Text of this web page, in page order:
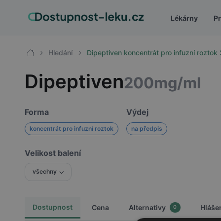
Lékárny
Hledání Dipeptiven koncentrát pro infuzní roztok
Dipeptiven200mg/ml
Forma
koncentrát pro infuzní roztok
Výdej
na předpis
Velikost balení
všechny
Dostupnost Cena Alternativy 0